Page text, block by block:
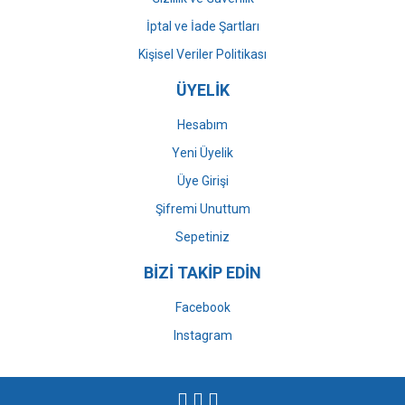
İptal ve İade Şartları
Kişisel Veriler Politikası
ÜYELİK
Hesabım
Yeni Üyelik
Üye Girişi
Şifremi Unuttum
Sepetiniz
BİZİ TAKİP EDİN
Facebook
Instagram